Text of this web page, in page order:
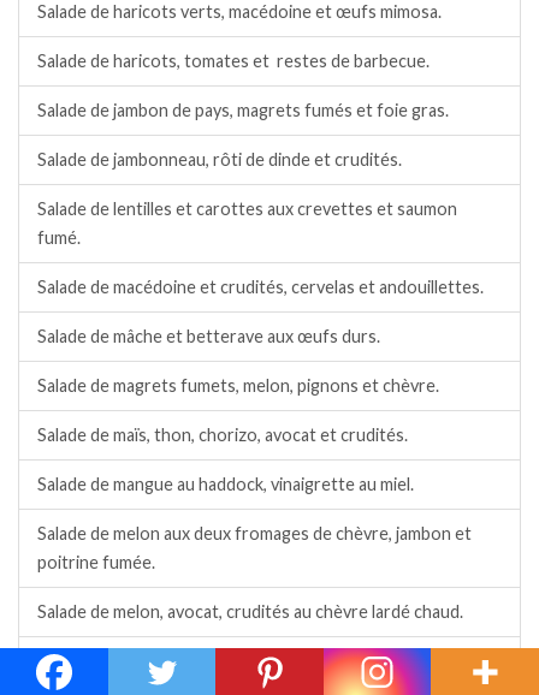
Salade de haricots verts, macédoine et œufs mimosa.
Salade de haricots, tomates et restes de barbecue.
Salade de jambon de pays, magrets fumés et foie gras.
Salade de jambonneau, rôti de dinde et crudités.
Salade de lentilles et carottes aux crevettes et saumon
fumé.
Salade de macédoine et crudités, cervelas et andouillettes.
Salade de mâche et betterave aux œufs durs.
Salade de magrets fumets, melon, pignons et chèvre.
Salade de maïs, thon, chorizo, avocat et crudités.
Salade de mangue au haddock, vinaigrette au miel.
Salade de melon aux deux fromages de chèvre, jambon et
poitrine fumée.
Salade de melon, avocat, crudités au chèvre lardé chaud.
Salade de melon, avocat, tomate, concombre, vinaigrette
épicée.